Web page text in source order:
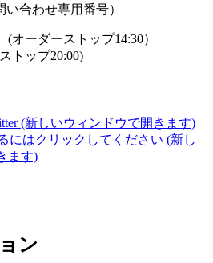
い合わせ専用番号）
ーダーストップ14:30）
トップ20:00)
(新しいウィンドウで開きます)
にはクリックしてください (新し
ます)
ン